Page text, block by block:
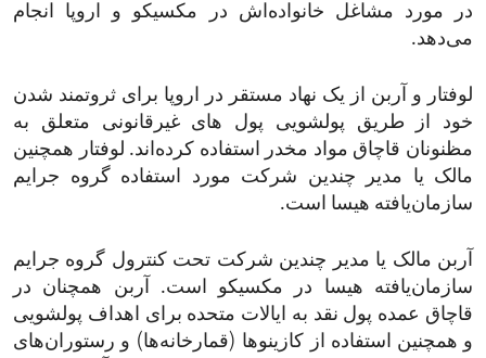
در مورد مشاغل خانواده‌اش در مکسیکو و اروپا انجام
می‌دهد.
لوفتار و آربن از یک نهاد مستقر در اروپا برای ثروتمند شدن
خود از طریق پولشویی پول های غیرقانونی متعلق به
مظنونان قاچاق مواد مخدر استفاده کرده‌اند. لوفتار همچنین
مالک یا مدیر چندین شرکت مورد استفاده گروه جرایم
سازمان‌یافته هیسا است.
آربن مالک یا مدیر چندین شرکت تحت کنترول گروه جرایم
سازمان‌یافته هیسا در مکسیکو است. آربن همچنان در
قاچاق عمده پول نقد به ایالات متحده برای اهداف پولشویی
و همچنین استفاده از کازینوها (قمارخانه‌ها) و رستوران‌های